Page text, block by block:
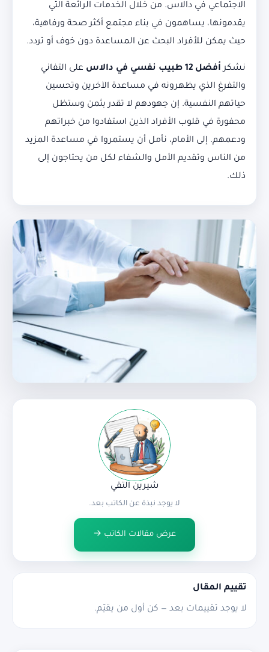
الاجتماعي في دالاس. من خلال الخدمات الرائعة التي
يقدمونها، يساهمون في بناء مجتمع أكثر صحة ورفاهية،
حيث يمكن للأفراد البحث عن المساعدة دون خوف أو تردد.
نشكرأفضل 12 طبيب نفسي في دالاس
على التفاني
والتفرغ الذي يظهرونه في مساعدة الآخرين وتحسين
حياتهم النفسية. إن جهودهم لا تقدر بثمن وستظل
محفورة في قلوب الأفراد الذين استفادوا من خبراتهم
ودعمهم. إلى الأمام، نأمل أن يستمروا في مساعدة المزيد
من الناس وتقديم الأمل والشفاء لكل من يحتاجون إلى
ذلك.
شيرين التقي
لا يوجد نبذة عن الكاتب بعد.
عرض مقالات الكاتب →
تقييم المقال
لا يوجد تقييمات بعد — كن أول من يقيّم.